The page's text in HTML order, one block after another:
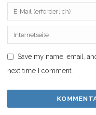
Save my name, email,
next time I comment.